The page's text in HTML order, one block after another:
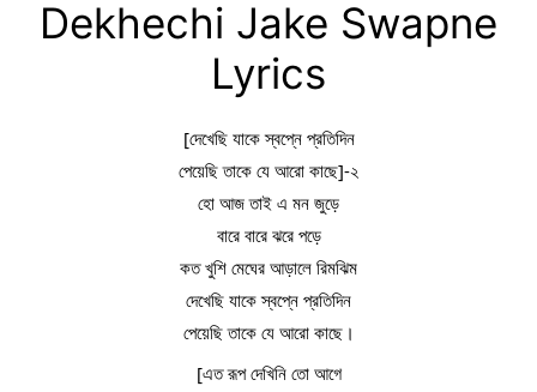
Dekhechi Jake Swapne
Lyrics
[দেখেছি যাকে স্বপ্নে প্রতিদিন
পেয়েছি তাকে যে আরো কাছে]-২
হো আজ তাই এ মন জুড়ে
বারে বারে ঝরে পড়ে
কত খুশি মেঘের আড়ালে রিমঝিম
দেখেছি যাকে স্বপ্নে প্রতিদিন
পেয়েছি তাকে যে আরো কাছে।
[এত রূপ দেখিনি তো আগে